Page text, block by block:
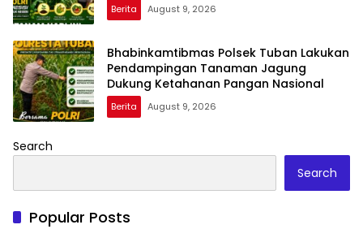
Berita August 9, 2026
Bhabinkamtibmas Polsek Tuban Lakukan
Pendampingan Tanaman Jagung
Dukung Ketahanan Pangan Nasional
Berita August 9, 2026
Search
Search
Popular Posts